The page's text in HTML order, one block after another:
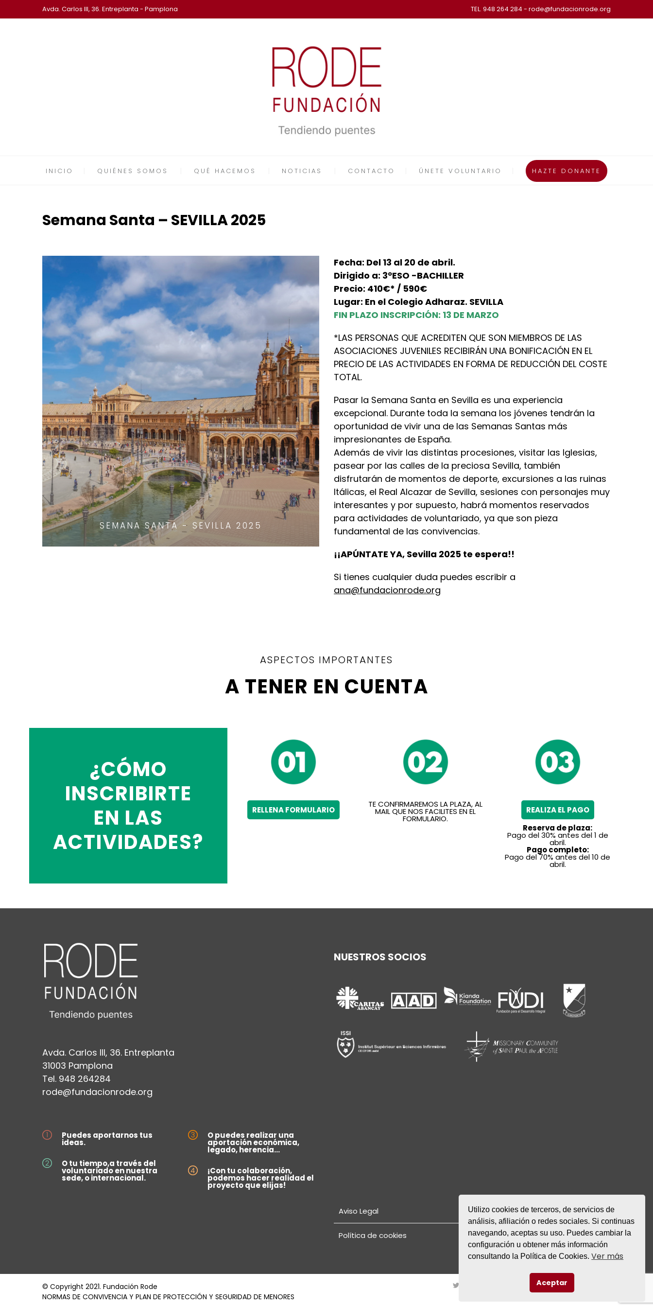
Avda. Carlos III, 36. Entreplanta - Pamplona TEL. 948 264 284 - rode@fundacionrode.org
INICIO QUIÉNES SOMOS QUÉ HACEMOS NOTICIAS CONTACTO ÚNETE VOLUNTARIO HAZTE DONANTE
Semana Santa – SEVILLA 2025
SEMANA SANTA - SEVILLA 2025
Fecha: Del 13 al 20 de abril.
Dirigido a: 3ºESO -BACHILLER
Precio: 410€* / 590€
Lugar: En el Colegio Adharaz. SEVILLA
FIN PLAZO INSCRIPCIÓN: 13 DE MARZO
*LAS PERSONAS QUE ACREDITEN QUE SON MIEMBROS DE LAS
ASOCIACIONES JUVENILES RECIBIRÁN UNA BONIFICACIÓN EN EL
PRECIO DE LAS ACTIVIDADES EN FORMA DE REDUCCIÓN DEL COSTE
TOTAL.
Pasar la Semana Santa en Sevilla es una experiencia
excepcional. Durante toda la semana los jóvenes tendrán la
oportunidad de vivir una de las Semanas Santas más
impresionantes de España.
Además de vivir las distintas procesiones, visitar las Iglesias,
pasear por las calles de la preciosa Sevilla, también
disfrutarán de momentos de deporte, excursiones a las ruinas
Itálicas, el Real Alcazar de Sevilla, sesiones con personajes muy
interesantes y por supuesto, habrá momentos reservados
para actividades de voluntariado, ya que son pieza
fundamental de las convivencias.
¡¡APÚNTATE YA, Sevilla 2025 te espera!!
Si tienes cualquier duda puedes escribir a
ana@fundacionrode.org
ASPECTOS IMPORTANTES
A TENER EN CUENTA
¿CÓMO
INSCRIBIRTE
EN LAS
ACTIVIDADES?
RELLENA FORMULARIO
TE CONFIRMAREMOS LA PLAZA, AL
MAIL QUE NOS FACILITES EN EL
FORMULARIO.
REALIZA EL PAGO
Reserva de plaza:
Pago del 30% antes del 1 de
abril.
Pago completo:
Pago del 70% antes del 10 de
abril.
Avda. Carlos III, 36. Entreplanta
31003 Pamplona
Tel. 948 264284
rode@fundacionrode.org
Puedes aportarnos tus
ideas.
O tu tiempo,a través del
voluntariado en nuestra
sede, o internacional.
O puedes realizar una
aportación económica,
legado, herencia...
¡Con tu colaboración,
podemos hacer realidad el
proyecto que elijas!
NUESTROS SOCIOS
Aviso Legal
Política de cookies
© Copyright 2021. Fundación Rode
NORMAS DE CONVIVENCIA Y PLAN DE PROTECCIÓN Y SEGURIDAD DE MENORES
INSTAGRAM
Utilizo cookies de terceros, de servicios de
análisis, afiliación o redes sociales. Si continuas
navegando, aceptas su uso. Puedes cambiar la
configuración u obtener más información
consultando la Política de Cookies.Ver más
Aceptar